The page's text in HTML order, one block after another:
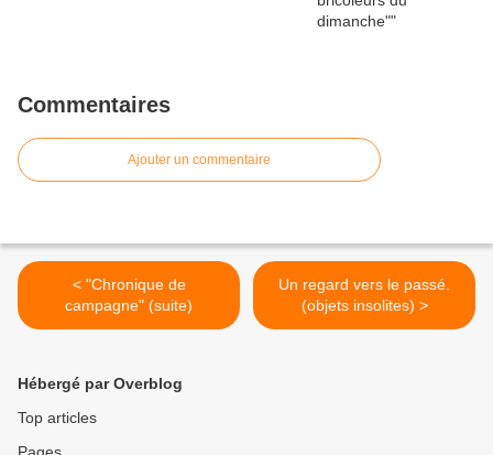
Commentaires
Ajouter un commentaire
< "Chronique de
campagne" (suite)
Un regard vers le passé.
(objets insolites) >
Hébergé par Overblog
Top articles